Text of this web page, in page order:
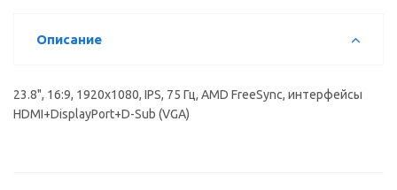
Описание
23.8", 16:9, 1920x1080, IPS, 75 Гц, AMD FreeSync, интерфейсы
HDMI+DisplayPort+D-Sub (VGA)